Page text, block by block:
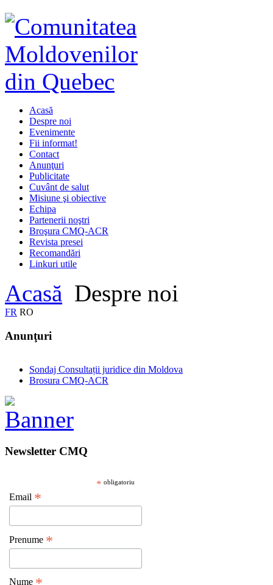
Acasă
Despre noi
Evenimente
Fii informat!
Contact
Anunţuri
Publicitate
Cuvânt de salut
Misiune şi obiective
Echipa
Partenerii noştri
Broşura CMQ-ACR
Revista presei
Recomandări
Linkuri utile
Acasă Despre noi
FR RO
Anunţuri
Sondaj Consultații juridice din Moldova
Brosura CMQ-ACR
Newsletter CMQ
* obligatoriu
Email *
Prenume *
Nume